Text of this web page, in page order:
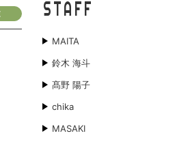
STAFF
MAITA
鈴木 海斗
髙野 陽子
chika
MASAKI